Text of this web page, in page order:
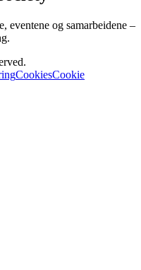
eventene og samarbeidene –
CookiesCookie